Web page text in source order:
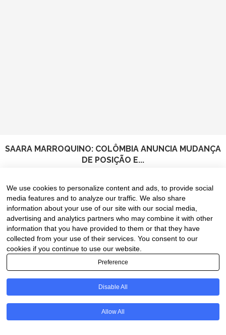
SAARA MARROQUINO: COLÔMBIA ANUNCIA MUDANÇA
DE POSIÇÃO E...
We use cookies to personalize content and ads, to provide social
media features and to analyze our traffic. We also share
information about your use of our site with our social media,
advertising and analytics partners who may combine it with other
information that you have provided to them or that they have
collected from your use of their services. You consent to our
cookies if you continue to use our website.
Preference
Disable All
Allow All